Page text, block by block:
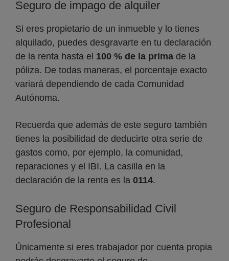
Seguro de impago de alquiler
Si eres propietario de un inmueble y lo tienes
alquilado, puedes desgravarte en tu declaración
de la renta hasta el 100 % de la prima de la
póliza. De todas maneras, el porcentaje exacto
variará dependiendo de cada Comunidad
Autónoma.
Recuerda que además de este seguro también
tienes la posibilidad de deducirte otra serie de
gastos como, por ejemplo, la comunidad,
reparaciones y el IBI. La casilla en la
declaración de la renta es la 0114.
Seguro de Responsabilidad Civil
Profesional
Únicamente si eres trabajador por cuenta propia